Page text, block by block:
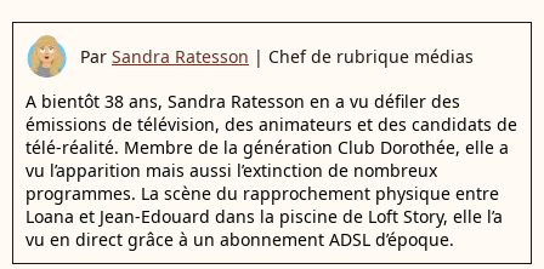
Par Sandra Ratesson | Chef de rubrique médias
A bientôt 38 ans, Sandra Ratesson en a vu défiler des
émissions de télévision, des animateurs et des candidats de
télé-réalité. Membre de la génération Club Dorothée, elle a
vu l’apparition mais aussi l’extinction de nombreux
programmes. La scène du rapprochement physique entre
Loana et Jean-Edouard dans la piscine de Loft Story, elle l’a
vu en direct grâce à un abonnement ADSL d’époque.